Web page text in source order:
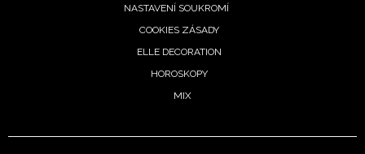
NASTAVENÍ SOUKROMÍ
COOKIES ZÁSADY
ELLE DECORATION
HOROSKOPY
MIX